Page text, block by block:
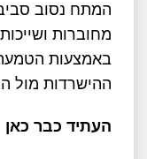
המתח נסוב סביב
מחוברות
באמצעות הטמעת
ההישרדות מול
העתיד כבר כאן